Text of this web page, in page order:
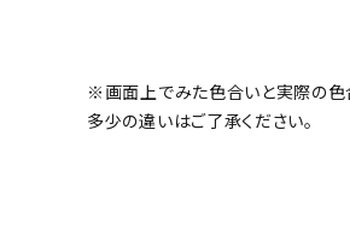
※画面上でみた色合いと実際の
多少の違いはご了承ください。